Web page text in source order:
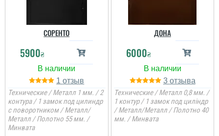
СОРЕНТО
5900₴
1
Технические / Металл 1 мм. / 2
контура / 1 замок под цилиндр
с поворотником / Металл/
Металл / Полотно 55 мм. /
Минвата
ДОНА
6000₴
3
Технические / Металл 0,8 мм. /
1 контур / 1 замок под циліндр
/ Металл/Металл / Полотно 40
мм. / Минвата